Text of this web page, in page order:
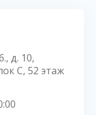
д. 10,
С, 52 этаж